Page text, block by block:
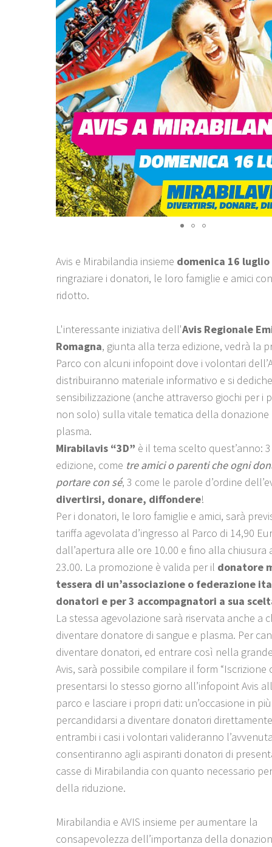
Avis e Mirabilandia insieme domenica 16 luglio
ringraziare i donatori, le loro famiglie e amici
ridotto.
L'interessante iniziativa dell'Avis Regionale
Romagna, giunta alla terza edizione, vedrà la
Parco con alcuni infopoint dove i volontari
distribuiranno materiale informativo e si
sensibilizzazione (anche attraverso giochi per i
non solo) sulla vitale tematica della donazione
plasma.
Mirabilavis “3D” è il tema scelto quest’anno:
edizione, come tre amici o parenti che ogni
portare con sé, 3 come le parole d’ordine
divertirsi, donare, diffondere!
Per i donatori, le loro famiglie e amici, sarà
tariffa agevolata d’ingresso al Parco di 14,90
dall’apertura alle ore 10.00 e fino alla chiusura
23.00. La promozione è valida per il donatore
tessera di un’associazione o federazione
donatori e per 3 accompagnatori a sua
La stessa agevolazione sarà riservata anche a
diventare donatore di sangue e plasma. Per
diventare donatori, ed entrare così nella
Avis, sarà possibile compilare il form “Iscrizione
presentarsi lo stesso giorno all’infopoint Avis
parco e lasciare i propri dati: un’occasione in più
percandidarsi a diventare donatori
entrambi i casi i volontari valideranno
consentiranno agli aspiranti donatori di
casse di Mirabilandia con quanto necessario
della riduzione.
Mirabilandia e AVIS insieme per aumentare la
consapevolezza dell’importanza della